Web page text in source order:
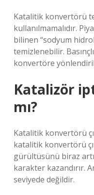
Katalitik konvertörü
kullanılmamalıdır.
bilinen “sodyum
temizlenebilir.
konvertöre
Katalizör
mı?
Katalitik konvertörü
katalitik konvertörü
gürültüsünü biraz
karakter kazandırır.
seviyede değildir.